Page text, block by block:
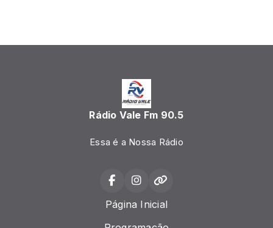
Rádio Vale Fm 90.5
Essa é a Nossa Rádio
Página Inicial